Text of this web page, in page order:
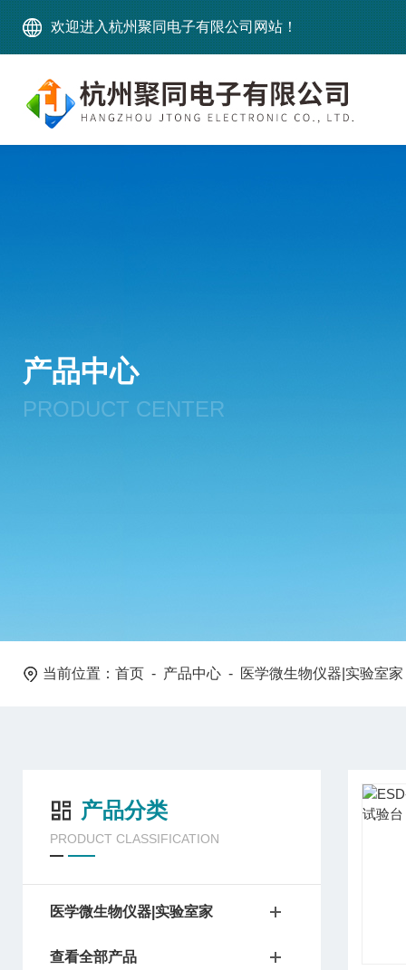
欢迎进入杭州聚同电子有限公司网站！
产品中心
PRODUCT CENTER
当前位置： 首页 - 产品中心 - 医学微生物仪器|实验室家
产品分类
PRODUCT CLASSIFICATION
医学微生物仪器|实验室家
查看全部产品